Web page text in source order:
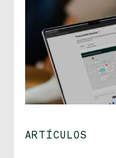
ARTÍCULOS